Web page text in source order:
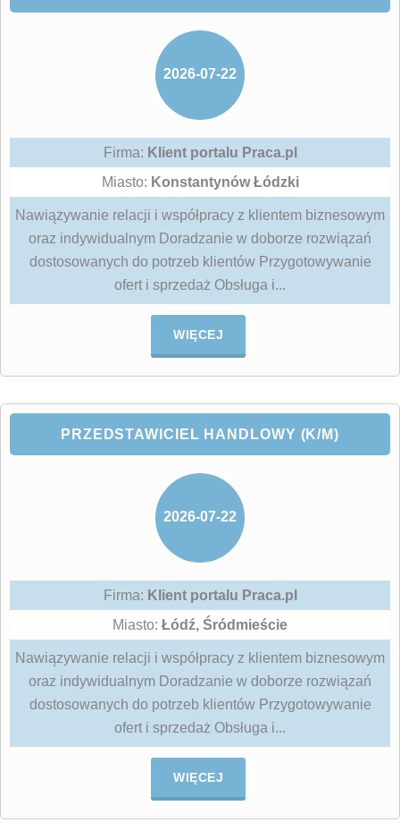
2026-07-22
Firma: Klient portalu Praca.pl
Miasto: Konstantynów Łódzki
Nawiązywanie relacji i współpracy z klientem biznesowym
oraz indywidualnym Doradzanie w doborze rozwiązań
dostosowanych do potrzeb klientów Przygotowywanie
ofert i sprzedaż Obsługa i...
WIĘCEJ
PRZEDSTAWICIEL HANDLOWY (K/M)
2026-07-22
Firma: Klient portalu Praca.pl
Miasto: Łódź, Śródmieście
Nawiązywanie relacji i współpracy z klientem biznesowym
oraz indywidualnym Doradzanie w doborze rozwiązań
dostosowanych do potrzeb klientów Przygotowywanie
ofert i sprzedaż Obsługa i...
WIĘCEJ